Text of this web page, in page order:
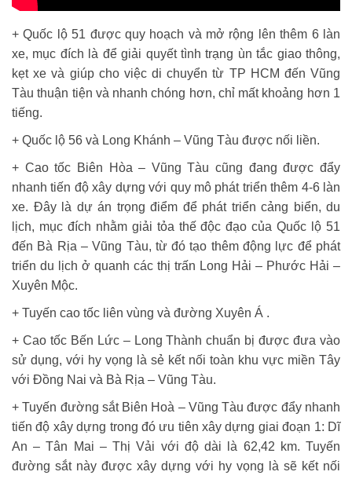
+ Quốc lộ 51 được quy hoạch và mở rộng lên thêm 6 làn
xe, mục đích là để giải quyết tình trạng ùn tắc giao thông,
kẹt xe và giúp cho việc di chuyển từ TP HCM đến Vũng
Tàu thuận tiện và nhanh chóng hơn, chỉ mất khoảng hơn 1
tiếng.
+ Quốc lộ 56 và Long Khánh – Vũng Tàu được nối liền.
+ Cao tốc Biên Hòa – Vũng Tàu cũng đang được đẩy
nhanh tiến độ xây dựng với quy mô phát triển thêm 4-6 làn
xe. Đây là dự án trọng điểm để phát triển cảng biển, du
lịch, mục đích nhằm giải tỏa thế độc đạo của Quốc lộ 51
đến Bà Rịa – Vũng Tàu, từ đó tạo thêm động lực để phát
triển du lịch ở quanh các thị trấn Long Hải – Phước Hải –
Xuyên Mộc.
+ Tuyến cao tốc liên vùng và đường Xuyên Á .
+ Cao tốc Bến Lức – Long Thành chuẩn bị được đưa vào
sử dụng, với hy vọng là sẻ kết nối toàn khu vực miền Tây
với Đồng Nai và Bà Rịa – Vũng Tàu.
+ Tuyến đường sắt Biên Hoà – Vũng Tàu được đẩy nhanh
tiến độ xây dựng trong đó ưu tiên xây dựng giai đoạn 1: Dĩ
An – Tân Mai – Thị Vải với độ dài là 62,42 km. Tuyến
đường sắt này được xây dựng với hy vọng là sẽ kết nối